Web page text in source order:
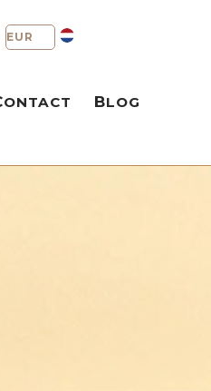
CONTACT BLOG